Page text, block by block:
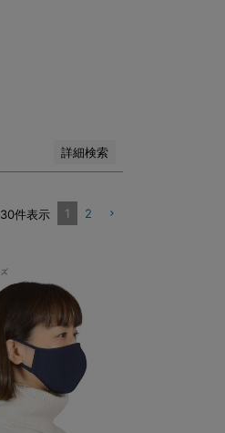
詳細検索
30件表示 1 2